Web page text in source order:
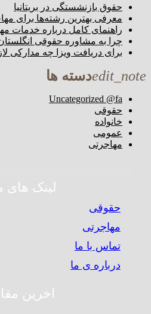
حقوق بازنشستگی در بریتانیا
معرفی بهترین رشته‌ها برای
راهنمای کامل درباره خدمات
چرا به مشاوره حقوقی انگلستان
برای دریافت ویزا چه مدارکی
edit_noteدسته ها
Uncategorized @fa
حقوقی
خانواده
عمومی
مهاجرتی
لینک های
حقوقی
مهاجرتی
تماس با ما
درباره ی ما
اخرین